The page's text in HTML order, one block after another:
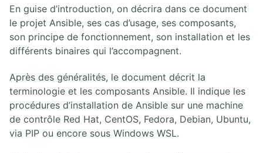
En guise d’introduction, on décrira dans ce document
le projet Ansible, ses cas d’usage, ses composants,
son principe de fonctionnement, son installation et les
différents binaires qui l’accompagnent.
Après des généralités, le document décrit la
terminologie et les composants Ansible. Il indique les
procédures d’installation de Ansible sur une machine
de contrôle Red Hat, CentOS, Fedora, Debian, Ubuntu,
via PIP ou encore sous Windows WSL.